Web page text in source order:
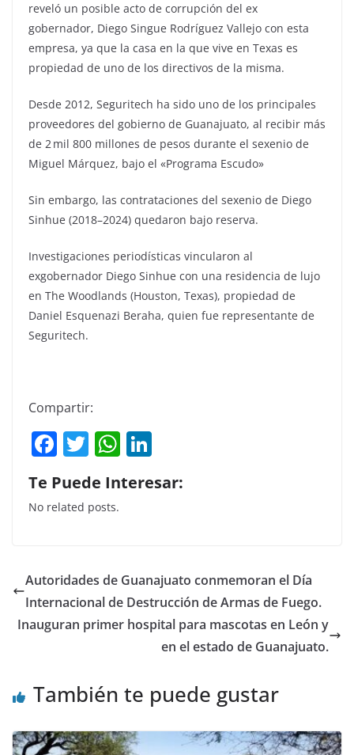
reveló un posible acto de corrupción del ex
gobernador, Diego Singue Rodríguez Vallejo con esta
empresa, ya que la casa en la que vive en Texas es
propiedad de uno de los directivos de la misma.
Desde 2012, Seguritech ha sido uno de los principales
proveedores del gobierno de Guanajuato, al recibir más
de 2 mil 800 millones de pesos durante el sexenio de
Miguel Márquez, bajo el «Programa Escudo»
Sin embargo, las contrataciones del sexenio de Diego
Sinhue (2018–2024) quedaron bajo reserva.
Investigaciones periodísticas vincularon al
exgobernador Diego Sinhue con una residencia de lujo
en The Woodlands (Houston, Texas), propiedad de
Daniel Esquenazi Beraha, quien fue representante de
Seguritech.
Compartir:
F
a
c
e
o
o
k
T
w
itt
er
W
h
at
p
p
k
n
Te Puede Interesar:
No related posts.
Autoridades de Guanajuato conmemoran el Día
Internacional de Destrucción de Armas de Fuego.
Inauguran primer hospital para mascotas en León y
en el estado de Guanajuato.
También te puede gustar